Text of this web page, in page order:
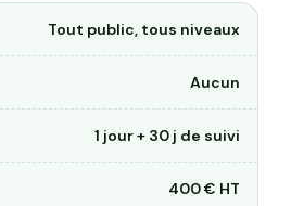
Tout public, tous niveaux
Aucun
1 jour + 30 j de suivi
400 € HT